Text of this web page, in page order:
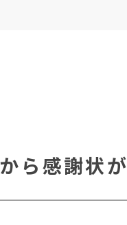
ら感謝状